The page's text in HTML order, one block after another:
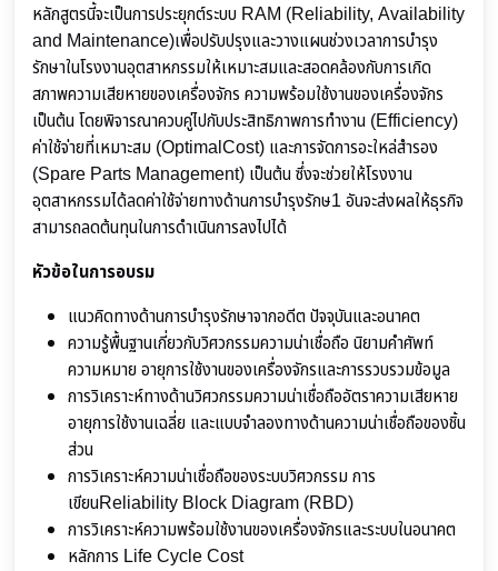
หลักสูตรนี้จะเป็นการประยุกต์ระบบ RAM (Reliability, Availability
and Maintenance)เพื่อปรับปรุงและวางแผนช่วงเวลาการบำรุง
รักษาในโรงงานอุตสาหกรรมให้เหมาะสมและสอดคล้องกับการเกิด
สภาพความเสียหายของเครื่องจักร ความพร้อมใช้งานของเครื่องจักร
เป็นต้น โดยพิจารณาควบคู่ไปกับประสิทธิภาพการทำงาน (Efficiency)
ค่าใช้จ่ายที่เหมาะสม (OptimalCost) และการจัดการอะใหล่สำรอง
(Spare Parts Management) เป็นต้น ซึ่งจะช่วยให้โรงงาน
อุตสาหกรรมได้ลดค่าใช้จ่ายทางด้านการบำรุงรักษ1 อันจะส่งผลให้ธุรกิจ
สามารถลดต้นทุนในการดำเนินการลงไปได้
หัวข้อในการอบรม
แนวคิดทางด้านการบำรุงรักษาจากอดีต ปัจจุบันและอนาคต
ความรู้พื้นฐานเกี่ยวกับวิศวกรรมความน่าเชื่อถือ นิยามคำศัพท์
ความหมาย อายุการใช้งานของเครื่องจักรและการรวบรวมข้อมูล
การวิเคราะห์ทางด้านวิศวกรรมความน่าเชื่อถืออัตราความเสียหาย
อายุการใช้งานเฉลี่ย และแบบจำลองทางด้านความน่าเชื่อถือของชิ้น
ส่วน
การวิเคราะห์ความน่าเชื่อถือของระบบวิศวกรรม การ
เขียนReliability Block Diagram (RBD)
การวิเคราะห์ความพร้อมใช้งานของเครื่องจักรและระบบในอนาคต
หลักการ Life Cycle Cost